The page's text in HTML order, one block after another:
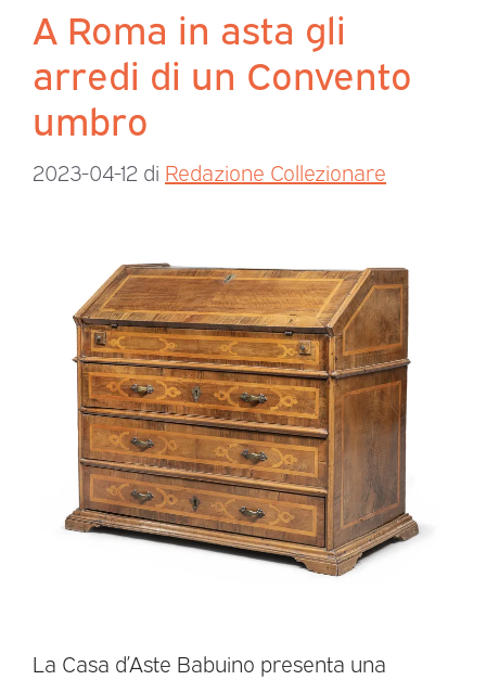
A Roma in asta gli
arredi di un Convento
umbro
2023-04-12 di Redazione Collezionare
La Casa d’Aste Babuino presenta una